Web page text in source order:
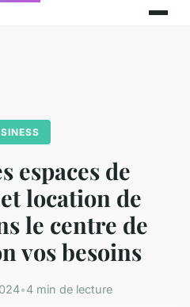
espaces de
location de
le centre de
vos besoins
•4 min de lecture